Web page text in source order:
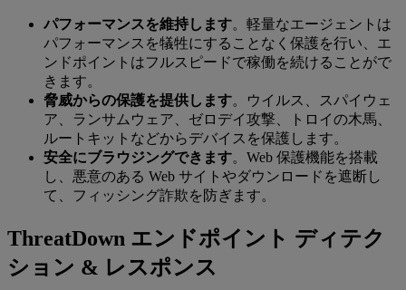
パフォーマンスを維持します。軽量なエージェントは
パフォーマンスを犠牲にすることなく保護を行い、エ
ンドポイントはフルスピードで稼働を続けることがで
きます。
脅威からの保護を提供します。ウイルス、スパイウェ
ア、ランサムウェア、ゼロデイ攻撃、トロイの木馬、
ルートキットなどからデバイスを保護します。
安全にブラウジングできます。Web 保護機能を搭載
し、悪意のある Web サイトやダウンロードを遮断し
て、フィッシング詐欺を防ぎます。
ThreatDown エンドポイント ディテク
ション & レスポンス